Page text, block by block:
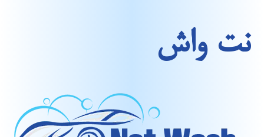
نت واش